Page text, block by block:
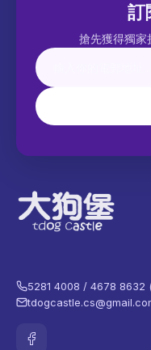
訂
搶先獲得獨家
5281 4008 / 4678 8632